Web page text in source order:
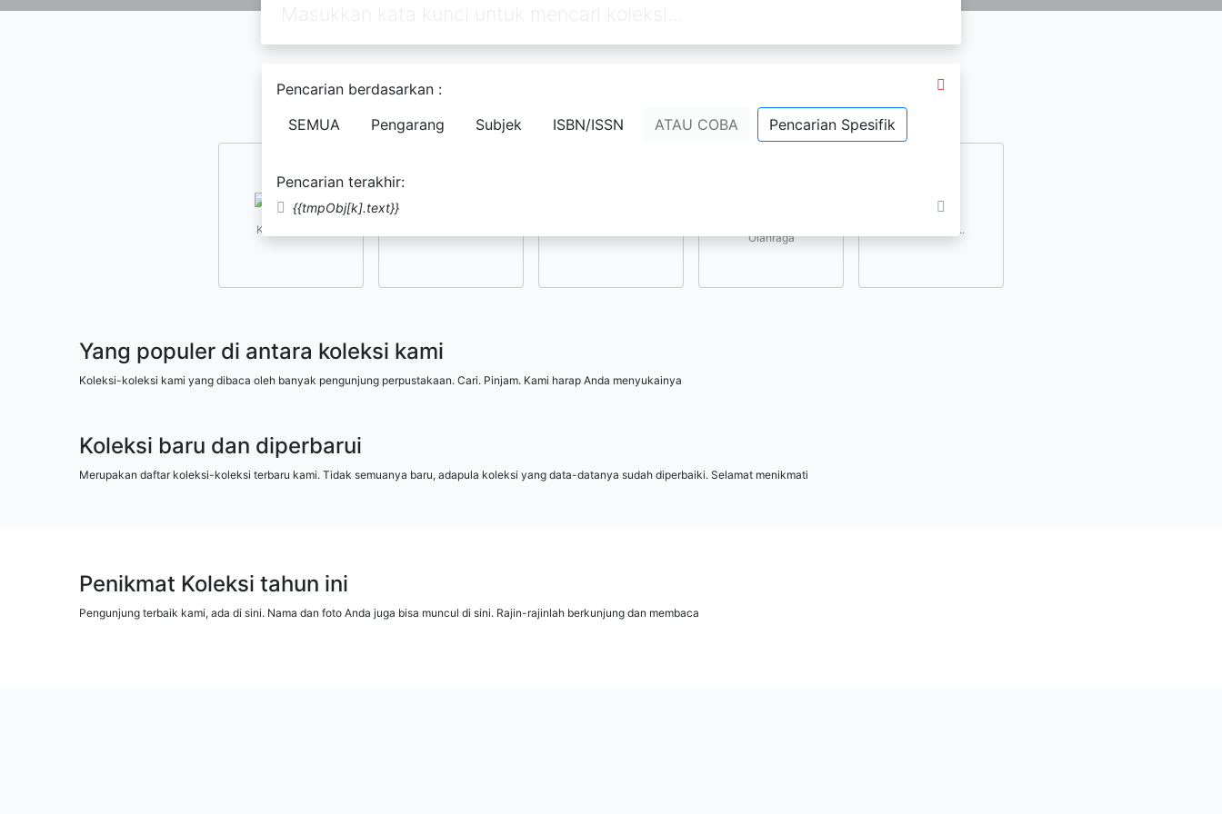
Pencarian berdasarkan :
SEMUA
Pengarang Subjek ISBN/ISSN ATAU COBA Pencarian Spesifik
Pencarian terakhir:
{{tmpObj[k].text}}
Pilih subjek yang menarik bagi Anda
Kesusastraan
Olahraga
lihat lainnya..
Yang populer di antara koleksi kami
Koleksi-koleksi kami yang dibaca oleh banyak pengunjung perpustakaan. Cari. Pinjam. Kami harap Anda menyukainya
Koleksi baru dan diperbarui
Merupakan daftar koleksi-koleksi terbaru kami. Tidak semuanya baru, adapula koleksi yang data-datanya sudah diperbaiki. Selamat menikmati
Penikmat Koleksi tahun ini
Pengunjung terbaik kami, ada di sini. Nama dan foto Anda juga bisa muncul di sini. Rajin-rajinlah berkunjung dan membaca